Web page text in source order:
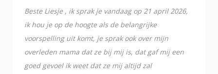
Beste Liesje , ik sprak je vandaag op 21 april 2026,
ik hou je op de hoogte als de belangrijke
voorspelling uit komt, je sprak ook over mijn
overleden mama dat ze bij mij is, dat gaf mij een
goed gevoel ik weet dat ze mij altijd zal